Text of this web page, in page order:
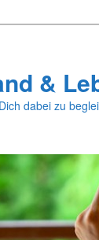
&
dabei zu